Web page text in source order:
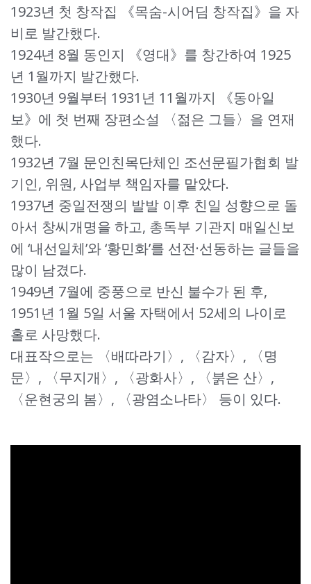
1923년 첫 창작집 《목숨-시어딤 창작집》을 자
비로 발간했다.
1924년 8월 동인지 《영대》를 창간하여 1925
년 1월까지 발간했다.
1930년 9월부터 1931년 11월까지 《동아일
보》에 첫 번째 장편소설 〈젊은 그들〉을 연재
했다.
1932년 7월 문인친목단체인 조선문필가협회 발
기인, 위원, 사업부 책임자를 맡았다.
1937년 중일전쟁의 발발 이후 친일 성향으로 돌
아서 창씨개명을 하고, 총독부 기관지 매일신보
에 ‘내선일체’와 ‘황민화’를 선전·선동하는 글들을
많이 남겼다.
1949년 7월에 중풍으로 반신 불수가 된 후,
1951년 1월 5일 서울 자택에서 52세의 나이로
홀로 사망했다.
대표작으로는 〈배따라기〉, 〈감자〉, 〈명
문〉, 〈무지개〉, 〈광화사〉, 〈붉은 산〉,
〈운현궁의 봄〉, 〈광염소나타〉 등이 있다.